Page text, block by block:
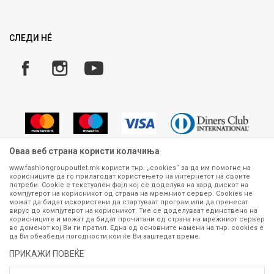
Замена и рефундација на производи
Плаќање
СЛЕДИ НÉ
Сите информации околу производите кои се изложени на нашата
онлајн продавница се стремиме да бидат конкретни, точни и прецизни,
меѓутоа не можеме да гарантираме дека се без ниту една грешка или
пак дека сите производи во моментот се достапни на залиха.
Фотографиите се најверодостојниот приказ на производот. Доколку
дојде до потреба за замена на производ или рефундација, процедурата
контактирајте не на телефонскиот број 070 275 363 или на е-
маилoutlet@fashiongroup.com.mkодпонеделник до петок (08-16ч)
Оваа веб страна користи колачиња
www.fashiongroupoutlet.mk користи тнр. „cookies“ за да им помогне на
корисниците да го прилагодат користењето на интернетот на своите
потреби. Cookie е текстуален фајл кој се доделува на хард дискот на
компјутерот на корисникот од страна на мрежниот сервер. Cookies не
можат да бидат искористени да стартуваат програм или да пренесат
вирус до компјутерот на корисникот. Тие се доделуваат единствено на
корисниците и можат да бидат прочитани од страна на мрежниот сервер
во доменот кој Ви ги пратил. Една од основните намени на тнр. сookies е
да Ви обезбеди погодности кои ќе Ви заштедат време.
ПРИКАЖИ ПОВЕЌЕ